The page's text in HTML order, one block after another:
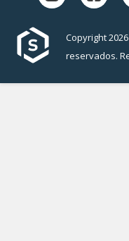
Copyright 2026
reservados.